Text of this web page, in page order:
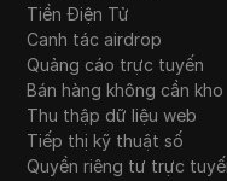
Tiền Điện Tử
Canh tác airdrop
Quảng cáo trực tuyến
Bán hàng không cần kho
Thu thập dữ liệu web
Tiếp thị kỹ thuật số
Quyền riêng tư trực